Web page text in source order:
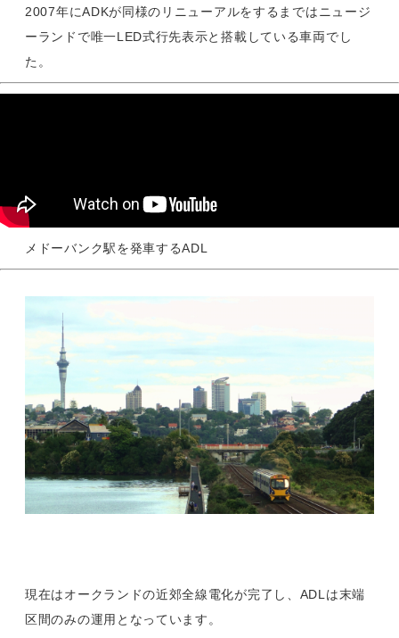
2007年にADKが同様のリニューアルをするまではニュージ
ーランドで唯一LED式行先表示と搭載している車両でし
た。
メドーバンク駅を発車するADL
現在はオークランドの近郊全線電化が完了し、ADLは末端
区間のみの運用となっています。